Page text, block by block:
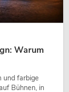
Warum
und farbige
Bühnen, in